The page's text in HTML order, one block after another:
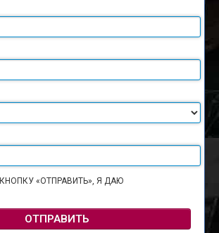
«ОТПРАВИТЬ», Я ДАЮ
ОТПРАВИТЬ